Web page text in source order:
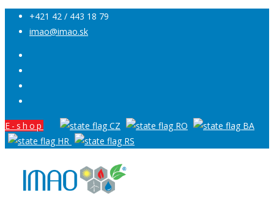
+421 42 / 443 18 79
imao@imao.sk
E-shop